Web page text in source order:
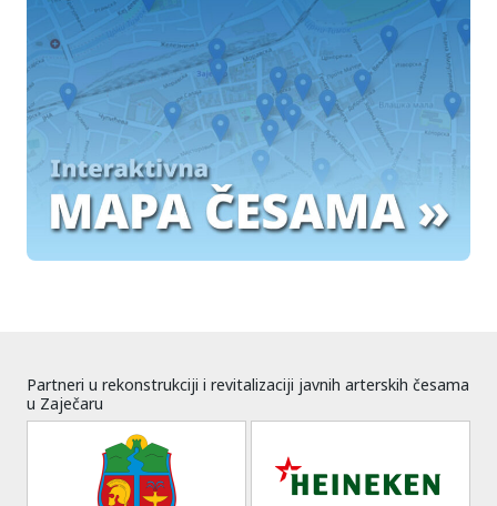
Partneri u rekonstrukciji i revitalizaciji javnih arterskih česama
u Zaječaru